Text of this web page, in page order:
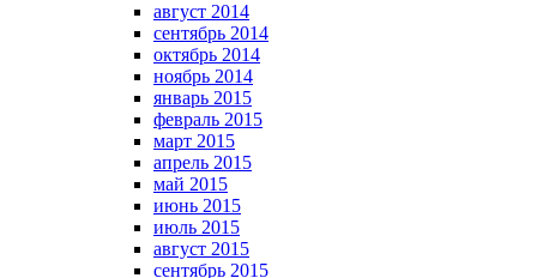
август 2014
сентябрь 2014
октябрь 2014
ноябрь 2014
январь 2015
февраль 2015
март 2015
апрель 2015
май 2015
июнь 2015
июль 2015
август 2015
сентябрь 2015